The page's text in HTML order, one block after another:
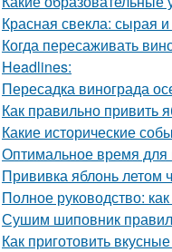
Красная свекла: сырая
Когда пересаживать
Headlines:
Пересадка винограда
Как правильно привить
Какие исторические
Оптимальное время для
Прививка яблонь летом
Полное руководство:
Сушим шиповник
Как приготовить